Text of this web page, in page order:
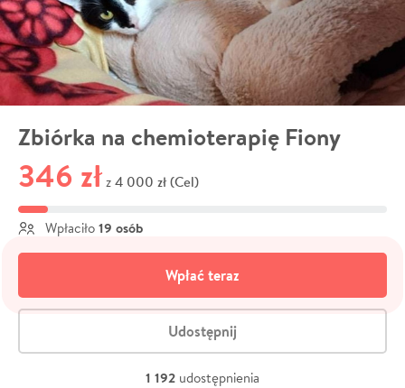
Zbiórka na chemioterapię Fiony
346 zł z 4 000 zł (Cel)
Wpłaciło 19 osób
Wpłać teraz
Udostępnij
1 192 udostępnienia